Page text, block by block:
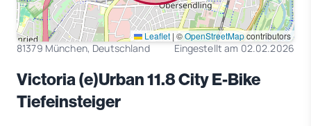
Leaflet | ©OpenStreetMapcontributors
81379 München, Deutschland Eingestellt am 02.02.2026
Victoria (e)Urban 11.8 City E-Bike
Tiefeinsteiger